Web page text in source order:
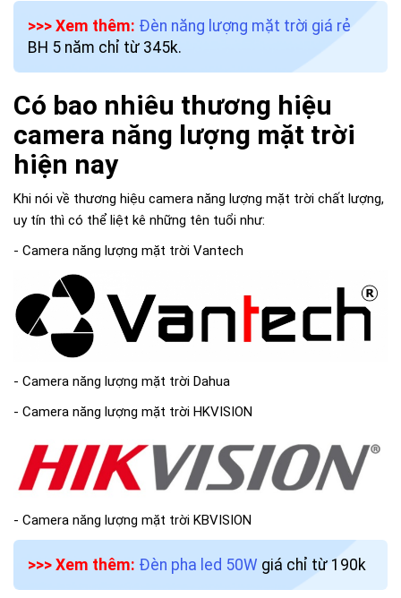
>>> Xem thêm: Đèn năng lượng mặt trời giá rẻ
BH 5 năm chỉ từ 345k.
Có bao nhiêu thương hiệu
camera năng lượng mặt trời
hiện nay
Khi nói về thương hiệu camera năng lượng mặt trời chất lượng,
uy tín thì có thể liệt kê những tên tuổi như:
- Camera năng lượng mặt trời Vantech
- Camera năng lượng mặt trời Dahua
- Camera năng lượng mặt trời HKVISION
- Camera năng lượng mặt trời KBVISION
>>> Xem thêm: Đèn pha led 50W giá chỉ từ 190k